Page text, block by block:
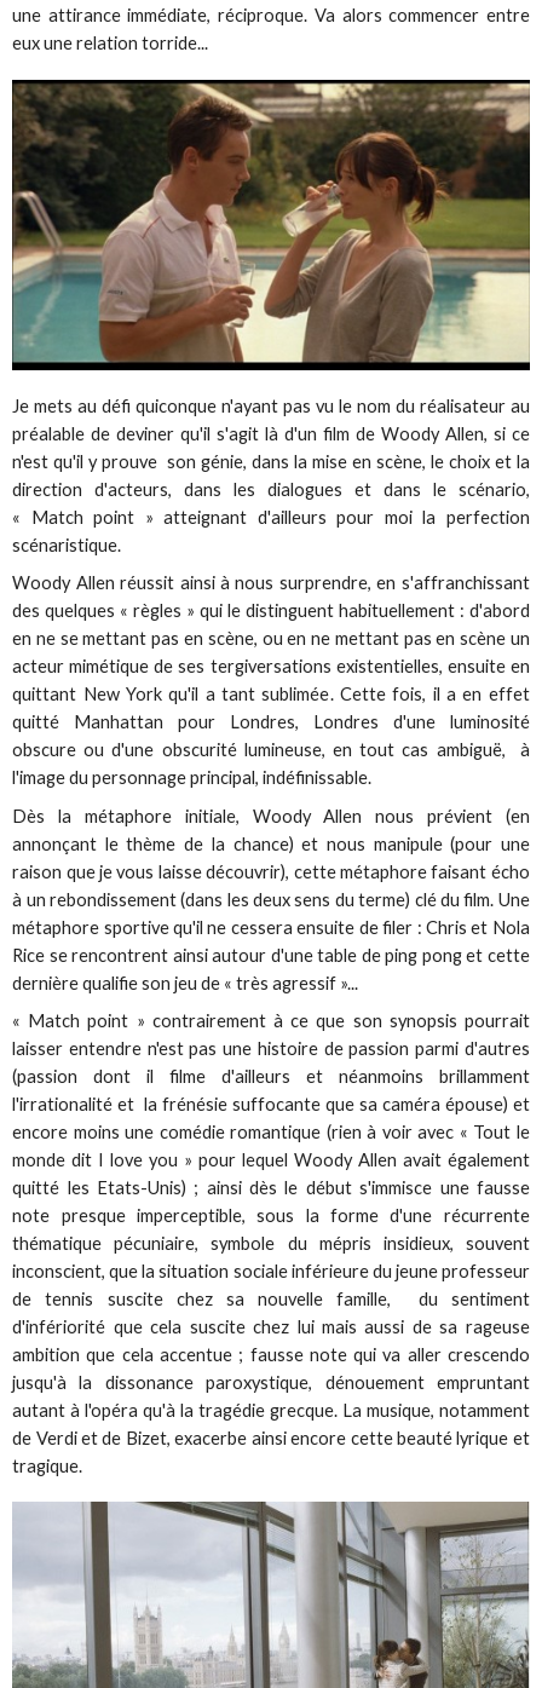
une attirance immédiate, réciproque. Va alors commencer entre
eux une relation torride...
Je mets au défi quiconque n'ayant pas vu le nom du réalisateur au
préalable de deviner qu'il s'agit là d'un film de Woody Allen, si ce
n'est qu'il y prouve son génie, dans la mise en scène, le choix et la
direction d'acteurs, dans les dialogues et dans le scénario,
« Match point » atteignant d'ailleurs pour moi la perfection
scénaristique.
Woody Allen réussit ainsi à nous surprendre, en s'affranchissant
des quelques « règles » qui le distinguent habituellement : d'abord
en ne se mettant pas en scène, ou en ne mettant pas en scène un
acteur mimétique de ses tergiversations existentielles, ensuite en
quittant New York qu'il a tant sublimée. Cette fois, il a en effet
quitté Manhattan pour Londres, Londres d'une luminosité
obscure ou d'une obscurité lumineuse, en tout cas ambiguë, à
l'image du personnage principal, indéfinissable.
Dès la métaphore initiale, Woody Allen nous prévient (en
annonçant le thème de la chance) et nous manipule (pour une
raison que je vous laisse découvrir), cette métaphore faisant écho
à un rebondissement (dans les deux sens du terme) clé du film. Une
métaphore sportive qu'il ne cessera ensuite de filer : Chris et Nola
Rice se rencontrent ainsi autour d'une table de ping pong et cette
dernière qualifie son jeu de « très agressif »...
« Match point » contrairement à ce que son synopsis pourrait
laisser entendre n'est pas une histoire de passion parmi d'autres
(passion dont il filme d'ailleurs et néanmoins brillamment
l'irrationalité et la frénésie suffocante que sa caméra épouse) et
encore moins une comédie romantique (rien à voir avec « Tout le
monde dit I love you » pour lequel Woody Allen avait également
quitté les Etats-Unis) ; ainsi dès le début s'immisce une fausse
note presque imperceptible, sous la forme d'une récurrente
thématique pécuniaire, symbole du mépris insidieux, souvent
inconscient, que la situation sociale inférieure du jeune professeur
de tennis suscite chez sa nouvelle famille, du sentiment
d'infériorité que cela suscite chez lui mais aussi de sa rageuse
ambition que cela accentue ; fausse note qui va aller crescendo
jusqu'à la dissonance paroxystique, dénouement empruntant
autant à l'opéra qu'à la tragédie grecque. La musique, notamment
de Verdi et de Bizet, exacerbe ainsi encore cette beauté lyrique et
tragique.